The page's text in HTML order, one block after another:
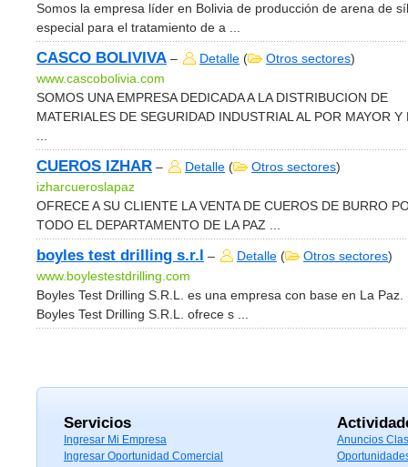
Somos la empresa líder en Bolivia de producción de arena de
especial para el tratamiento de a ...
CASCO BOLIVIVA – Detalle ( Otros sectores)
www.cascobolivia.com
SOMOS UNA EMPRESA DEDICADA A LA DISTRIBUCION DE
MATERIALES DE SEGURIDAD INDUSTRIAL AL POR MAYOR Y
CUEROS IZHAR – Detalle ( Otros sectores)
izharcueroslapaz
OFRECE A SU CLIENTE LA VENTA DE CUEROS DE BURRO
TODO EL DEPARTAMENTO DE LA PAZ ...
boyles test drilling s.r.l – Detalle ( Otros sectores)
www.boylestestdrilling.com
Boyles Test Drilling S.R.L. es una empresa con base en La Paz.
Boyles Test Drilling S.R.L. ofrece s ...
Servicios
Ingresar Mi Empresa
Ingresar Oportunidad Comercial
Anuncios